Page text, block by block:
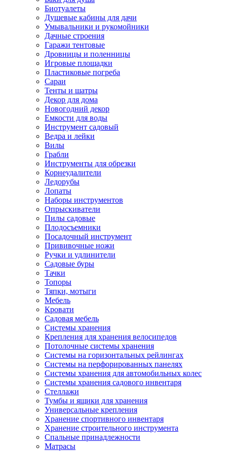
Биотуалеты
Душевые кабины для дачи
Умывальники и рукомойники
Дачные строения
Гаражи тентовые
Дровницы и поленницы
Игровые площадки
Пластиковые погреба
Сараи
Тенты и шатры
Декор для дома
Новогодний декор
Емкости для воды
Инструмент садовый
Ведра и лейки
Вилы
Грабли
Инструменты для обрезки
Корнеудалители
Ледорубы
Лопаты
Наборы инструментов
Опрыскиватели
Пилы садовые
Плодосъемники
Посадочный инструмент
Прививочные ножи
Ручки и удлинители
Садовые буры
Тачки
Топоры
Тяпки, мотыги
Мебель
Кровати
Садовая мебель
Системы хранения
Крепления для хранения велосипедов
Потолочные системы хранения
Системы на горизонтальных рейлингах
Системы на перфорированных панелях
Системы хранения для автомобильных колес
Системы хранения садового инвентаря
Стеллажи
Тумбы и ящики для хранения
Универсальные крепления
Хранение спортивного инвентаря
Хранение строительного инструмента
Спальные принадлежности
Матрасы